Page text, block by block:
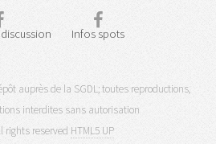
Infos spots
auprès de la SGDL; toutes reproductions,
interdites sans autorisation
rights reserved HTML5 UP